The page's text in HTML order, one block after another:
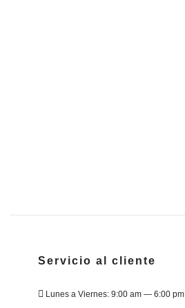
Servicio al cliente
Lunes a Viernes: 9:00 am — 6:00 pm